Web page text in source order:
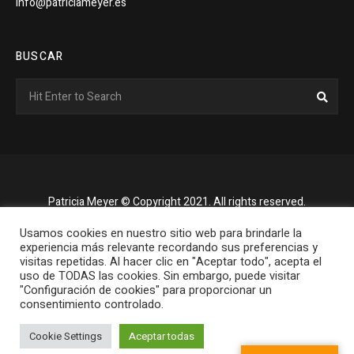
BUSCAR
for:
Patricia Meyer © Copyright 2021. All rights reserved.
Usamos cookies en nuestro sitio web para brindarle la
experiencia más relevante recordando sus preferencias y
visitas repetidas. Al hacer clic en "Aceptar todo", acepta el
uso de TODAS las cookies. Sin embargo, puede visitar
"Configuración de cookies" para proporcionar un
consentimiento controlado.
Cookie Settings Aceptar todas